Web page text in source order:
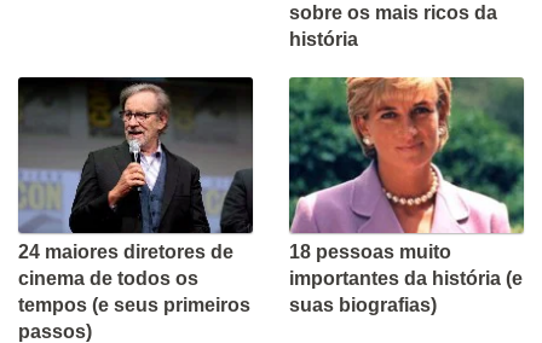
sobre os mais ricos da
história
24 maiores diretores de
cinema de todos os
tempos (e seus primeiros
passos)
18 pessoas muito
importantes da história (e
suas biografias)